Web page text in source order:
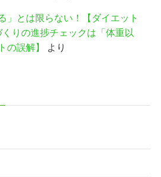
」とは限らない！【ダイエット
くりの進捗チェックは「体重以
の誤解】
より